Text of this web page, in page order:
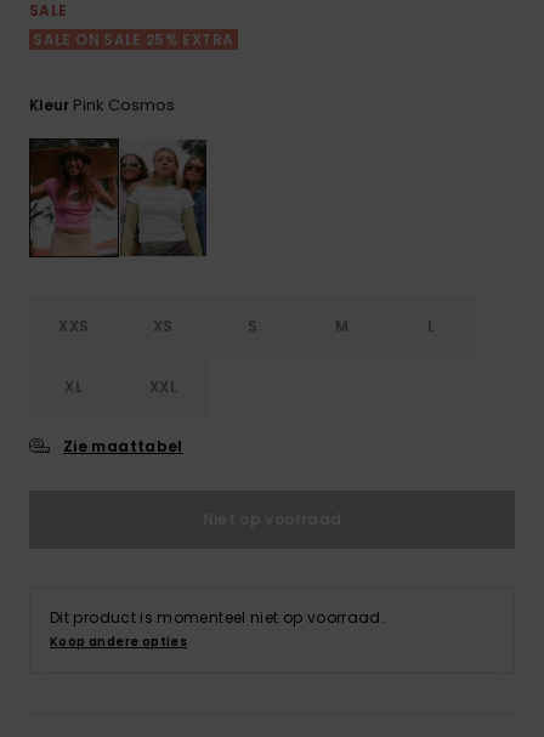
ROXY APP
SALE
SALE ON SALE 25% EXTRA
Kleur Pink Cosmos
XXS XS S M L
XL XXL
Zie maattabel
Dit product is momenteel niet op voorraad.
Koop andere opties